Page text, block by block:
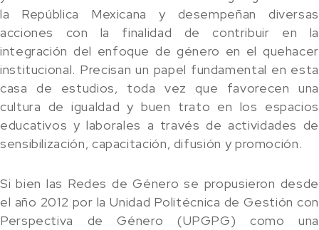
la República Mexicana y desempeñan diversas
acciones con la finalidad de contribuir en la
integración del enfoque de género en el quehacer
institucional. Precisan un papel fundamental en esta
casa de estudios, toda vez que favorecen una
cultura de igualdad y buen trato en los espacios
educativos y laborales a través de actividades de
sensibilización, capacitación, difusión y promoción.​​
Si bien las Redes de Género se propusieron desde
el año 2012 por la Unidad Politécnica de Gestión con
Perspectiva de Género (UPGPG) como una